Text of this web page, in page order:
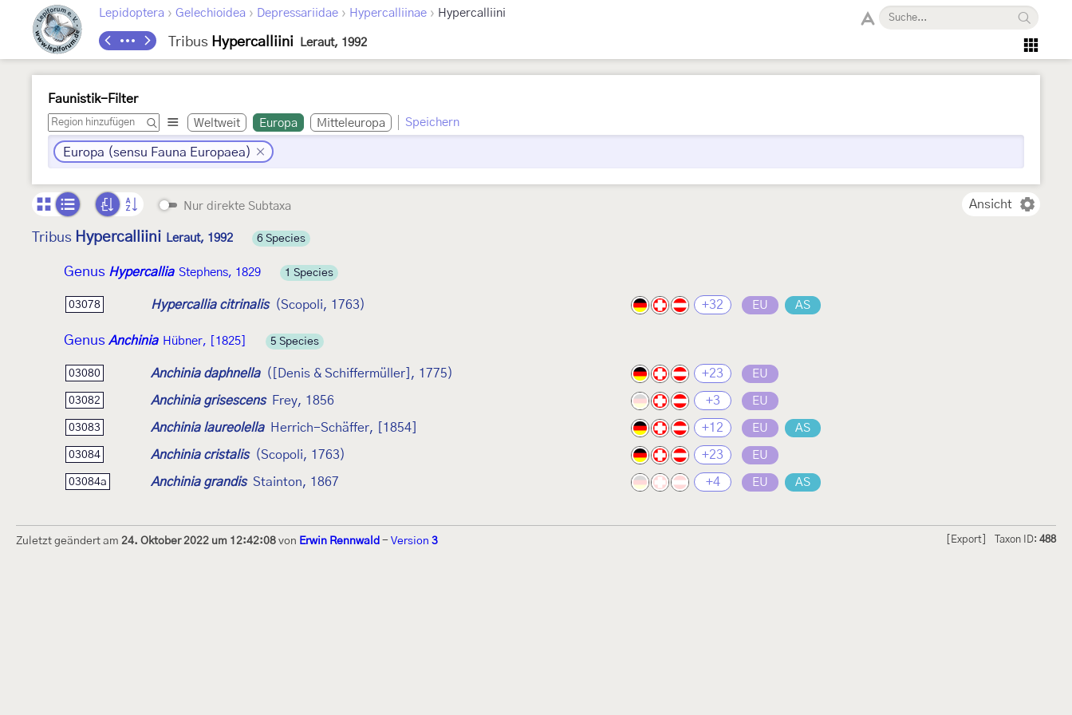
Lepidoptera › Gelechioidea › Depressariidae › Hypercalliinae › Hypercalliini
Tribus Hypercalliini Leraut, 1992
Faunistik-Filter
Weltweit Europa Mitteleuropa Speichern
Europa (sensu Fauna Europaea)
Nur direkte Subtaxa Ansicht
Tribus Hypercalliini Leraut, 1992 6 Species
Genus Hypercallia Stephens, 1829 1 Species
03078 Hypercallia citrinalis (Scopoli, 1763) +32 EU AS
Genus Anchinia Hübner, [1825] 5 Species
03080 Anchinia daphnella ([Denis & Schiffermüller], 1775) +23 EU
03082 Anchinia grisescens Frey, 1856 +3 EU
03083 Anchinia laureolella Herrich-Schäffer, [1854] +12 EU AS
03084 Anchinia cristalis (Scopoli, 1763) +23 EU
03084a Anchinia grandis Stainton, 1867 +4 EU AS
Zuletzt geändert am 24. Oktober 2022 um 12:42:08 von Erwin Rennwald - Version 3 Taxon ID: 488
[Export]